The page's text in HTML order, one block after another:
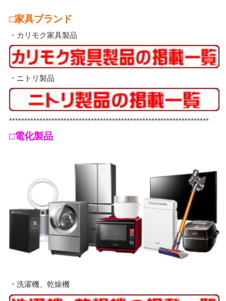
□家具ブランド
・カリモク家具製品
・ニトリ製品
******************************************************************
□電化製品
・洗濯機、乾燥機